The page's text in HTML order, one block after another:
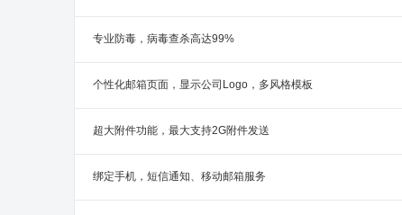
专业防毒，病毒查杀高达99%
个性化邮箱页面，显示公司Logo，多风格模板
超大附件功能，最大支持2G附件发送
绑定手机，短信通知、移动邮箱服务